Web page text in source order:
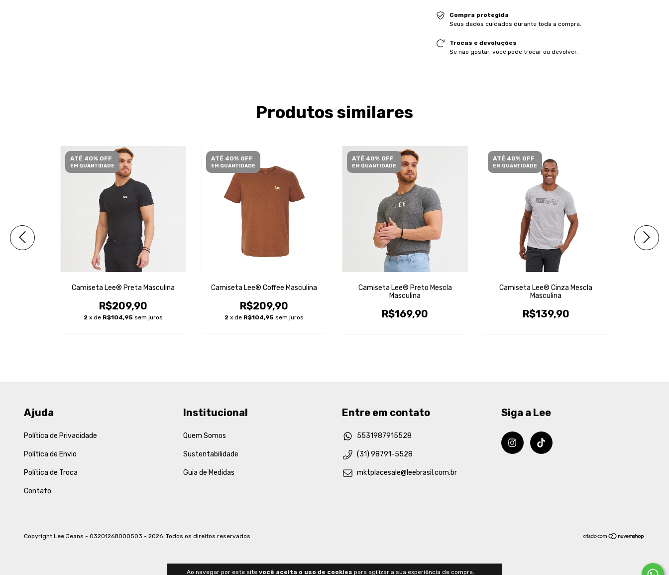
Ao navegar por este site você aceita o uso de cookies para agilizar a sua experiência de compra.
Compra protegida
Seus dados cuidados durante toda a compra.
Trocas e devoluções
Se não gostar, você pode trocar ou devolver.
Produtos similares
ATÉ 40% OFF
EM QUANTIDADE
Camiseta Lee® Preta Masculina
R$209,90
2 x de R$104,95 sem juros
ATÉ 40% OFF
EM QUANTIDADE
Camiseta Lee® Coffee Masculina
R$209,90
2 x de R$104,95 sem juros
ATÉ 40% OFF
EM QUANTIDADE
Camiseta Lee® Preto Mescla
Masculina
R$169,90
ATÉ 40% OFF
EM QUANTIDADE
Camiseta Lee® Cinza Mescla
Masculina
R$139,90
Ajuda
Política de Privacidade
Política de Envio
Política de Troca
Contato
Institucional
Quem Somos
Sustentabilidade
Guia de Medidas
Entre em contato
5531987915528
(31) 98791-5528
mktplacesale@leebrasil.com.br
Siga a Lee
Copyright Lee Jeans - 03201268000503 - 2026. Todos os direitos reservados.